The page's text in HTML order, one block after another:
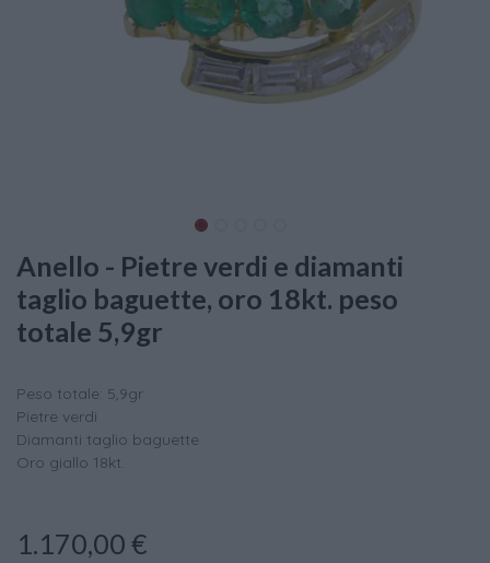
Anello - Pietre verdi e diamanti
taglio baguette, oro 18kt. peso
totale 5,9gr
Peso totale: 5,9gr
Pietre verdi
Diamanti taglio baguette
Oro giallo 18kt.
1.170,00 €